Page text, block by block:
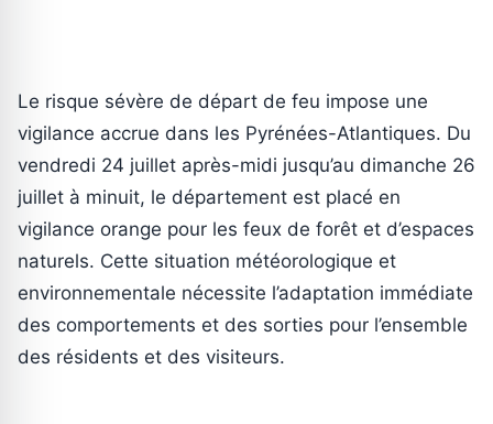
Le risque sévère de départ de feu impose une
vigilance accrue dans les Pyrénées-Atlantiques. Du
vendredi 24 juillet après-midi jusqu’au dimanche 26
juillet à minuit, le département est placé en
vigilance orange pour les feux de forêt et d’espaces
naturels. Cette situation météorologique et
environnementale nécessite l’adaptation immédiate
des comportements et des sorties pour l’ensemble
des résidents et des visiteurs.